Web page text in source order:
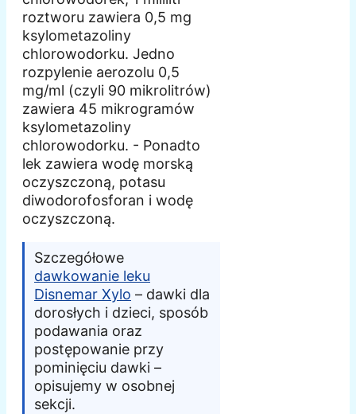
roztworu zawiera 0,5 mg
ksylometazoliny
chlorowodorku. Jedno
rozpylenie aerozolu 0,5
mg/ml (czyli 90 mikrolitrów)
zawiera 45 mikrogramów
ksylometazoliny
chlorowodorku. - Ponadto
lek zawiera wodę morską
oczyszczoną, potasu
diwodorofosforan i wodę
oczyszczoną.
Szczegółowe
dawkowanie leku
Disnemar Xylo – dawki dla
dorosłych i dzieci, sposób
podawania oraz
postępowanie przy
pominięciu dawki –
opisujemy w osobnej
sekcji.